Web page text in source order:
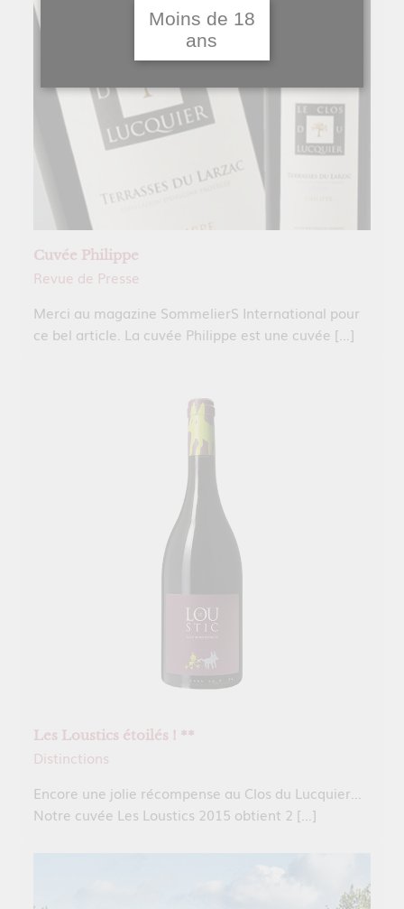
Cuvée Philippe
Revue de Presse
Merci au magazine SommelierS International pour
ce bel article. La cuvée Philippe est une cuvée […]
Les Loustics étoilés ! **
Distinctions
Encore une jolie récompense au Clos du Lucquier…
Notre cuvée Les Loustics 2015 obtient 2 […]
Moins de 18
ans